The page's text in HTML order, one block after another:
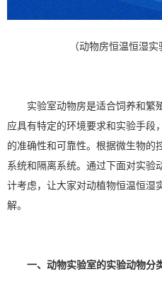
（动物房恒温恒湿
实验室动物房是适合饲养和繁
应具有特定的环境要求和实验手段
的准确性和可靠性。根据微生物的
系统和隔离系统。通过下面对实验
计考虑，让大家对动植物恒温恒湿
解。
一、动物实验室的实验动物分